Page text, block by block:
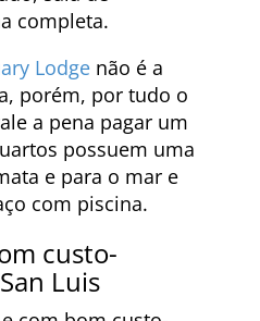
completa.
Lodge não é a
porém, por tudo o
a pena pagar um
possuem uma
e para o mar e
com piscina.
custo-
Luis